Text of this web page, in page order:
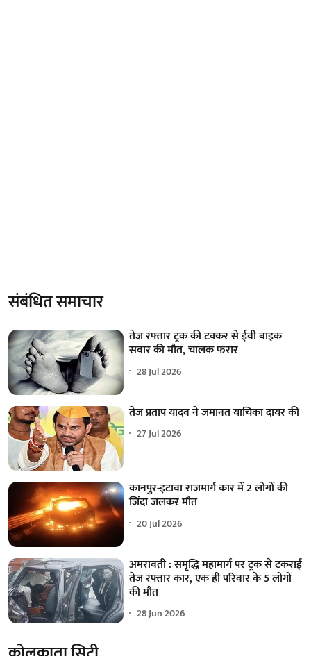
संबंधित समाचार
तेज रफ्तार ट्रक की टक्कर से ईवी बाइक
सवार की मौत, चालक फरार
28 Jul 2026
तेज प्रताप यादव ने जमानत याचिका दायर की
27 Jul 2026
कानपुर-इटावा राजमार्ग कार में 2 लोगों की
जिंदा जलकर मौत
20 Jul 2026
अमरावती : समृद्धि महामार्ग पर ट्रक से टकराई
तेज रफ्तार कार, एक ही परिवार के 5 लोगों
की मौत
28 Jun 2026